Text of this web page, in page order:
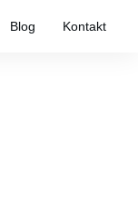
Blog Kontakt